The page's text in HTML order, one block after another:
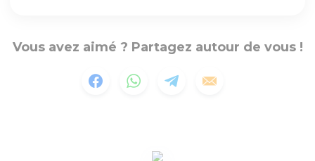
Vous avez aimé ? Partagez autour de vous !